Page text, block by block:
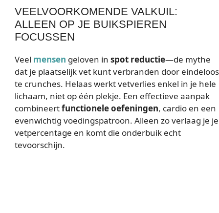
VEELVOORKOMENDE VALKUIL:
ALLEEN OP JE BUIKSPIEREN
FOCUSSEN
Veel mensen geloven in spot reductie—de mythe
dat je plaatselijk vet kunt verbranden door eindeloos
te crunches. Helaas werkt vetverlies enkel in je hele
lichaam, niet op één plekje. Een effectieve aanpak
combineertfunctionele oefeningen, cardio en een
evenwichtig voedingspatroon. Alleen zo verlaag je je
vetpercentage en komt die onderbuik echt
tevoorschijn.